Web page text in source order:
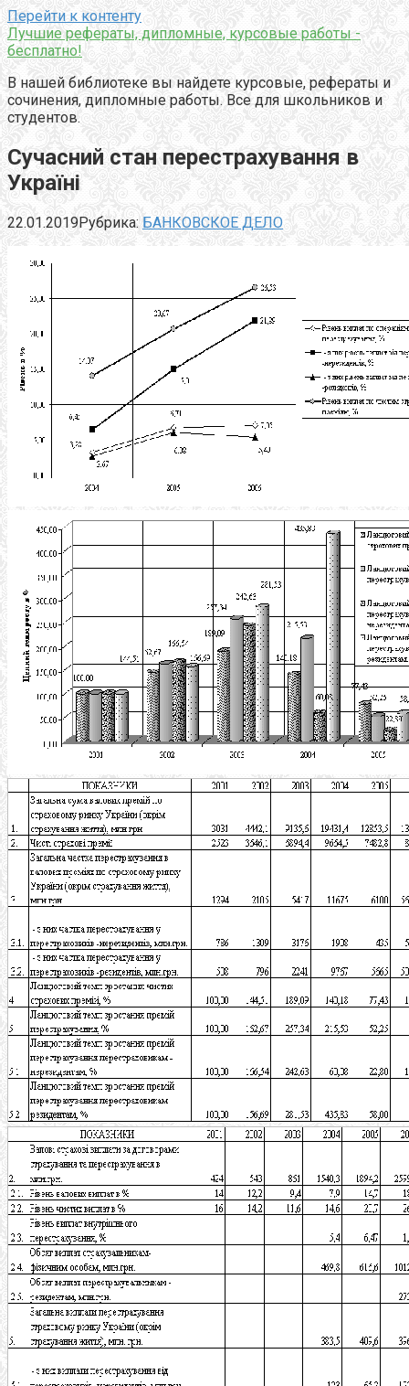
Перейти к контенту
Лучшие рефераты, дипломные, курсовые работы -
бесплатно!
В нашей библиотеке вы найдете курсовые, рефераты и
сочинения, дипломные работы. Все для школьников и
студентов.
Сучасний стан перестрахування в
Україні
22.01.2019Рубрика: БАНКОВСКОЕ ДЕЛО